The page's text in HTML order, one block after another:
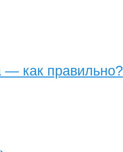
— как правильно?